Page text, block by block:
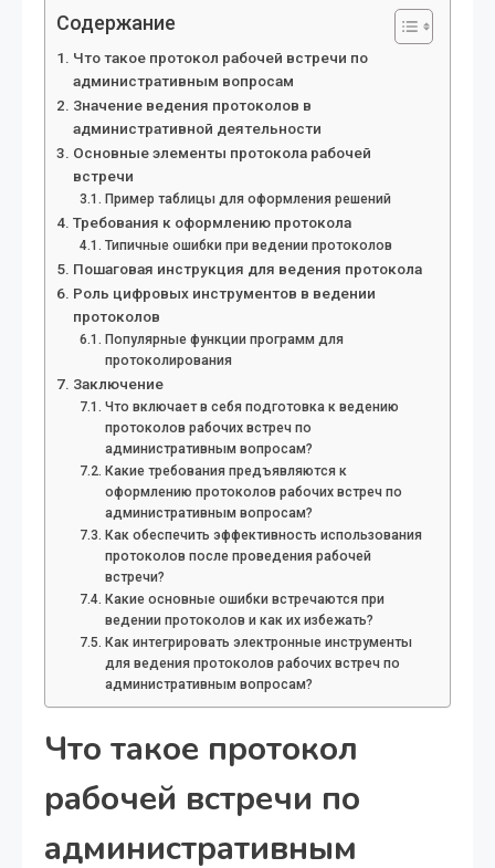
Содержание
Что такое протокол рабочей встречи по
административным вопросам
Значение ведения протоколов в
административной деятельности
Основные элементы протокола рабочей
встречи
Пример таблицы для оформления решений
Требования к оформлению протокола
Типичные ошибки при ведении протоколов
Пошаговая инструкция для ведения протокола
Роль цифровых инструментов в ведении
протоколов
Популярные функции программ для
протоколирования
Заключение
Что включает в себя подготовка к ведению
протоколов рабочих встреч по
административным вопросам?
Какие требования предъявляются к
оформлению протоколов рабочих встреч по
административным вопросам?
Как обеспечить эффективность использования
протоколов после проведения рабочей
встречи?
Какие основные ошибки встречаются при
ведении протоколов и как их избежать?
Как интегрировать электронные инструменты
для ведения протоколов рабочих встреч по
административным вопросам?
Что такое протокол
рабочей встречи по
административным